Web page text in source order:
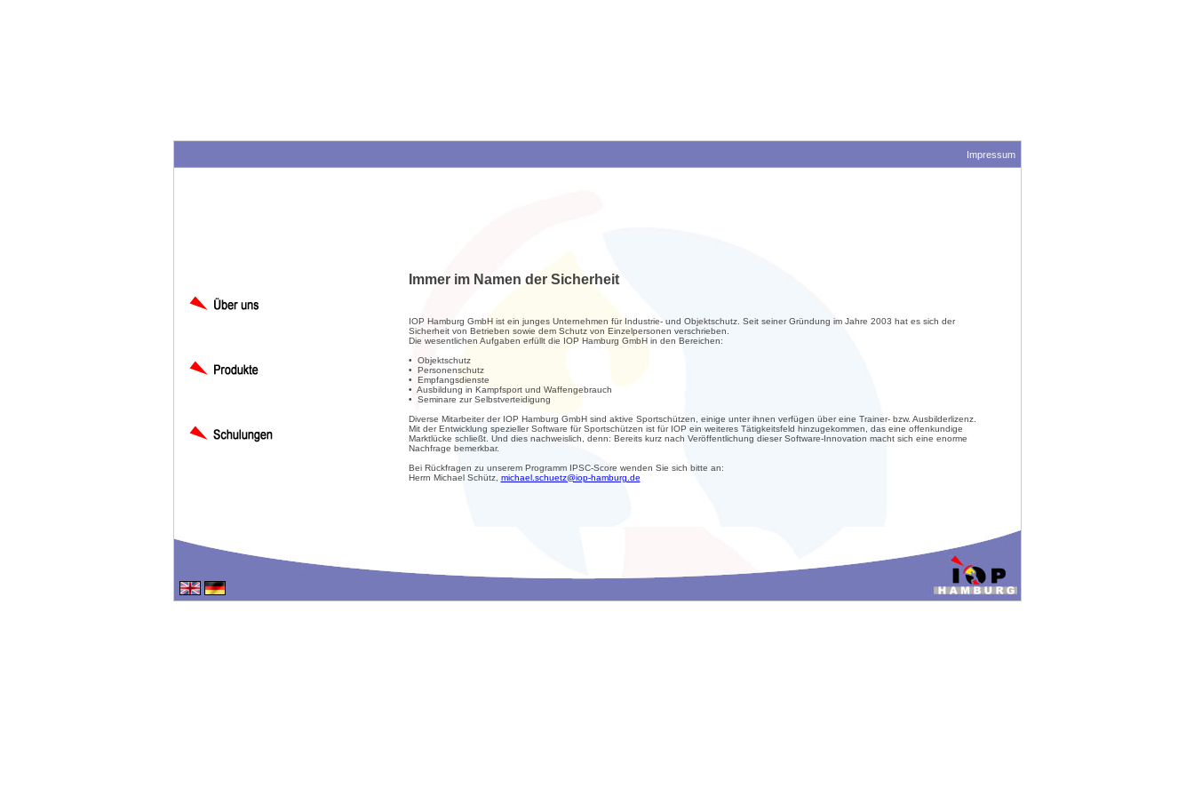
Impressum
Immer im Namen der Sicherheit
IOP Hamburg GmbH ist ein junges Unternehmen für Industrie- und Objektschutz. Seit seiner Gründung im Jahre 2003 hat es sich der
Sicherheit von Betrieben sowie dem Schutz von Einzelpersonen verschrieben.
Die wesentlichen Aufgaben erfüllt die IOP Hamburg GmbH in den Bereichen:
• Objektschutz
• Personenschutz
• Empfangsdienste
• Ausbildung in Kampfsport und Waffengebrauch
• Seminare zur Selbstverteidigung
Diverse Mitarbeiter der IOP Hamburg GmbH sind aktive Sportschützen, einige unter ihnen verfügen über eine Trainer- bzw. Ausbilderlizenz.
Mit der Entwicklung spezieller Software für Sportschützen ist für IOP ein weiteres Tätigkeitsfeld hinzugekommen, das eine offenkundige
Marktlücke schließt. Und dies nachweislich, denn: Bereits kurz nach Veröffentlichung dieser Software-Innovation macht sich eine enorme
Nachfrage bemerkbar.
Bei Rückfragen zu unserem Programm IPSC-Score wenden Sie sich bitte an:
Herrn Michael Schütz, michael.schuetz@iop-hamburg.de